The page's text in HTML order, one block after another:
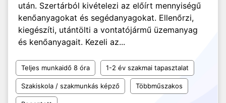
után. Szertárból kivételezi az előírt mennyiségű
kenőanyagokat és segédanyagokat. Ellenőrzi,
kiegészíti, utántölti a vontatójármű üzemanyag
és kenőanyagait. Kezeli az...
Teljes munkaidő 8 óra 1-2 év szakmai tapasztalat
Szakiskola / szakmunkás képző Többműszakos